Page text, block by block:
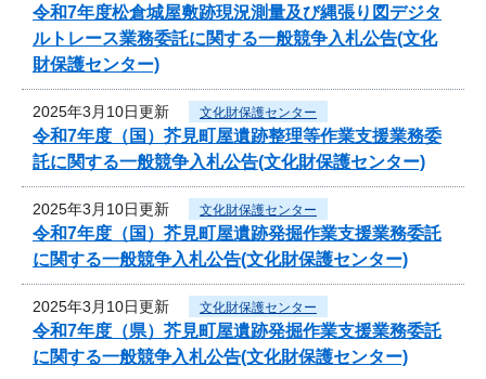
令和7年度松倉城屋敷跡現況測量及び縄張り図デジタ
ルトレース業務委託に関する一般競争入札公告(文化
財保護センター)
2025年3月10日更新 文化財保護センター
令和7年度（国）芥見町屋遺跡整理等作業支援業務委
託に関する一般競争入札公告(文化財保護センター)
2025年3月10日更新 文化財保護センター
令和7年度（国）芥見町屋遺跡発掘作業支援業務委託
に関する一般競争入札公告(文化財保護センター)
2025年3月10日更新 文化財保護センター
令和7年度（県）芥見町屋遺跡発掘作業支援業務委託
に関する一般競争入札公告(文化財保護センター)